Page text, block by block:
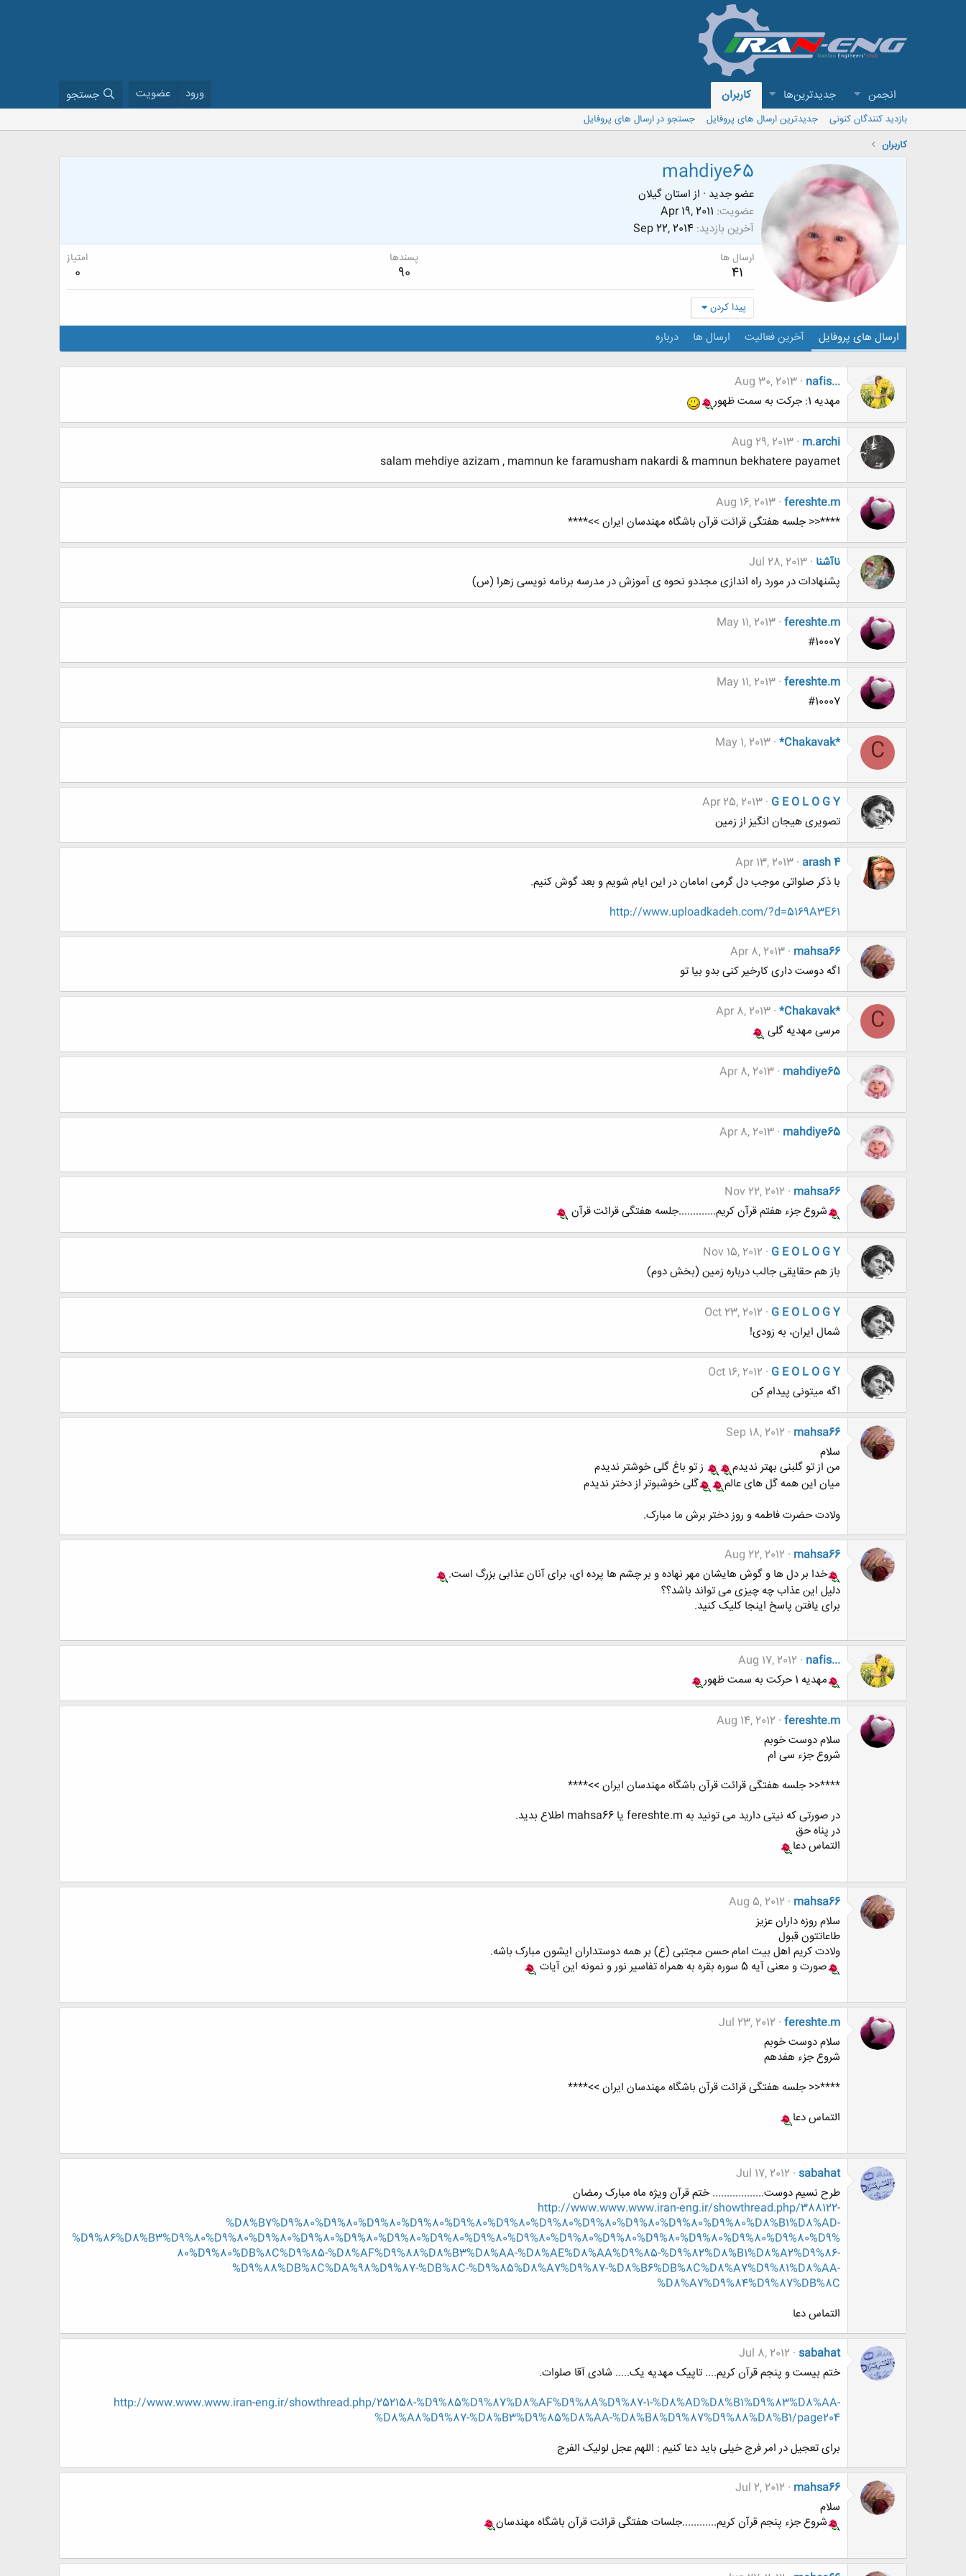
انجمن جدیدترین‌ها کاربران ورود عضویت جستجو
بازدید کنندگان کنونی جدیدترین ارسال های پروفایل
جستجو در ارسال های پروفایل
کاربران
mahdiye65
عضو جدید · از استان گیلان
عضویت Apr 19, 2011
آخرین بازدید Sep 22, 2014
ارسال ها
41
پسندها
90
امتیاز
0
پیدا کردن
ارسال های پروفایل آخرین فعالیت ارسال ها درباره
nafis...
Aug 30, 2013
مهدیه 1: جرکت به سمت ظهور
m.archi
Aug 29, 2013
salam mehdiye azizam , mamnun ke faramusham nakardi & mamnun bekhatere payamet
fereshte.m
Aug 16, 2013
****<< جلسه هفتگی قرائت قرآن باشگاه مهندسان ایران >>****
ناآشنا Jul 28, 2013
پشنهادات در مورد راه اندازی مجددو نحوه ی آموزش در مدرسه برنامه نویسی زهرا (س)
fereshte.m
May 11, 2013
#10007
fereshte.m
May 11, 2013
#10007
C
*Chakavak*
May 1, 2013
G E O L O G Y
Apr 25, 2013
تصویری هیجان انگیز از زمین
arash 4
Apr 13, 2013
با ذکر صلواتی موجب دل گرمی امامان در این ایام شویم و بعد گوش کنیم.
http://www.uploadkadeh.com/?d=5169A3E61
mahsa66
Apr 8, 2013
اگه دوست داری کارخیر کنی بدو بیا تو
C
*Chakavak*
Apr 8, 2013
مرسی مهدیه گلی
mahdiye65
Apr 8, 2013
mahdiye65
Apr 8, 2013
mahsa66
Nov 22, 2012
شروع جزء هفتم قرآن کریم.............جلسه هفتگی قرائت قرآن
G E O L O G Y
Nov 15, 2012
باز هم حقایقی جالب درباره زمین (بخش دوم)
G E O L O G Y
Oct 23, 2012
شمال ایران، به زودی!
G E O L O G Y
Oct 16, 2012
اگه میتونی پیدام کن
mahsa66
Sep 18, 2012
سلام
من از تو گلبنی بهتر ندیدم
ز تو باغ گلی خوشتر ندیدم
میان این همه گل های عالم
گلی خوشبوتر از دختر ندیدم
ولادت حضرت فاطمه و روز دختر برش ما مبارک.
mahsa66
Aug 22, 2012
خدا بر دل ها و گوش هایشان مهر نهاده و بر چشم ها پرده ای، برای آنان عذابی بزرگ است.
دلیل این عذاب چه چیزی می تواند باشد؟؟
برای یافتن پاسخ اینجا کلیک کنید.
nafis...
Aug 17, 2012
مهدیه 1 حرکت به سمت ظهور
fereshte.m
Aug 14, 2012
سلام دوست خوبم
شروع جزء سی ام
****<< جلسه هفتگی قرائت قرآن باشگاه مهندسان ایران >>****
در صورتی که نیتی دارید می تونید به fereshte.m یا mahsa66 اطلاع بدید.
در پناه حق
التماس دعا
mahsa66
Aug 5, 2012
سلام روزه داران عزیز
طاعاتتون قبول
ولادت کریم اهل بیت امام حسن مجتبی (ع) بر همه دوستداران ایشون مبارک باشه.
صورت و معنی آیه 5 سوره بقره به همراه تفاسیر نور و نمونه این آیات
fereshte.m
Jul 23, 2012
سلام دوست خوبم
شروع جزء هفدهم
****<< جلسه هفتگی قرائت قرآن باشگاه مهندسان ایران >>****
التماس دعا
sabahat
Jul 17, 2012
طرح نسیم دوست.................. ختم قرآن ویژه ماه مبارک رمضان
http://www.www.www.iran-eng.ir/showthread.php/388122-
%D8%B7%D9%80%D9%80%D9%80%D9%80%D9%80%D9%80%D9%80%D9%80%D9%80%D9%80%D9%80%D8%B1%D8%AD-
%D9%86%D8%B3%D9%80%D9%80%D9%80%D9%80%D9%80%D9%80%D9%80%D9%80%D9%80%D9%80%D9%80%D9%80%D9%80%D9%80%D9%80%D9%
80%D9%80%DB%8C%D9%85-%D8%AF%D9%88%D8%B3%D8%AA-%D8%AE%D8%AA%D9%85-%D9%82%D8%B1%D8%A2%D9%86-
%D9%88%DB%8C%DA%98%D9%87-%DB%8C-%D9%85%D8%A7%D9%87-%D8%B6%DB%8C%D8%A7%D9%81%D8%AA-
%D8%A7%D9%84%D9%87%DB%8C
التماس دعا
sabahat
Jul 8, 2012
ختم بیست و پنجم قرآن کریم.... تاپیک مهدیه یک..... شادی آقا صلوات.
http://www.www.www.iran-eng.ir/showthread.php/252158-%D9%85%D9%87%D8%AF%D9%8A%D9%87-1-%D8%AD%D8%B1%D9%83%D8%AA-
%D8%A8%D9%87-%D8%B3%D9%85%D8%AA-%D8%B8%D9%87%D9%88%D8%B1/page204
برای تعجیل در امر فرج خیلی باید دعا کنیم : اللهم عجل لولیک الفرج
mahsa66
Jul 2, 2012
سلام
شروع جزء پنجم قرآن کریم............جلسات هفتگی قرائت قرآن باشگاه مهندسان